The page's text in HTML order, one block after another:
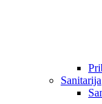
Sanitarija